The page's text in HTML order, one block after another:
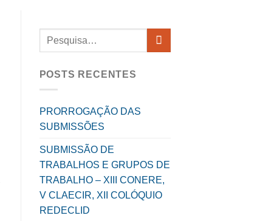
POSTS RECENTES
PRORROGAÇÃO DAS
SUBMISSÕES
SUBMISSÃO DE
TRABALHOS E GRUPOS DE
TRABALHO – XIII CONERE,
V CLAECIR, XII COLÓQUIO
REDECLID